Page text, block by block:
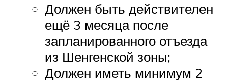
Должен быть действителен
ещё 3 месяца после
запланированного отъезда
из Шенгенской зоны;
Должен иметь минимум 2